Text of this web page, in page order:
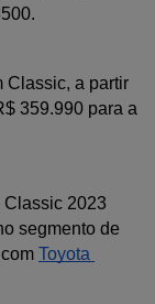
Classic, a partir
359.990 para a
2023
segmento de
Toyota